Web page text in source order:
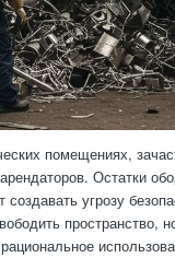
помещениях,
Остатки
угрозу
пространство,